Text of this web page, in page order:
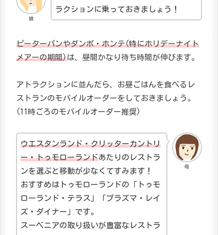
娘
ラクションに乗っておきましょう！
ピーターパンやダンボ・ホンテ(特にホリデーナイト
メアーの期間)は、昼間かなり待ち時間が伸びます。
アトラクションに並んだら、お昼ごはんを食べるレ
ストランのモバイルオーダーをしておきましょう。
(11時ごろのモバイルオーダー推奨)
母
ウエスタンランド・クリッターカントリ
ー・トゥモローランドあたりのレストラ
ンを選ぶと移動が少なくてすみます！
おすすめはトゥモローランドの「トゥモ
ローランド・テラス」「プラズマ・レイ
ズ・ダイナー」です。
スーベニアの取り扱いが豊富なレストラ